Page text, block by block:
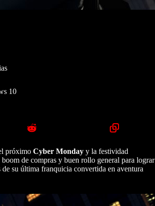
10
próximo Cyber Monday y la festividad
de compras y buen rollo general para lograr
su última franquicia convertida en aventura